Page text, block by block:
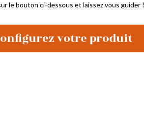
le bouton ci-dessous et laissez vous guider !
votre produit